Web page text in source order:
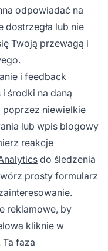
odpowiadać na
dostrzegła lub nie
Twoją przewagą i
i feedback
środki na daną
poprzez niewielkie
lub wpis blogowy
reakcje
do śledzenia
prosty formularz
reklamowe, by
kliknie w
faza